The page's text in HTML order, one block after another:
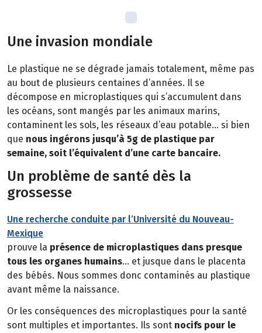
Une invasion mondiale
Le plastique ne se dégrade jamais totalement, même pas
au bout de plusieurs centaines d’années. Il se
décompose en microplastiques qui s’accumulent dans
les océans, sont mangés par les animaux marins,
contaminent les sols, les réseaux d’eau potable… si bien
que nous ingérons jusqu’à 5g de plastique par
semaine, soit l’équivalent d’une carte bancaire.
Un problème de santé dès la
grossesse
Une recherche conduite par l’Université du Nouveau-
Mexique
prouve la présence de microplastiques dans presque
tous les organes humains… et jusque dans le placenta
des bébés. Nous sommes donc contaminés au plastique
avant même la naissance.
Or les conséquences des microplastiques pour la santé
sont multiples et importantes. Ils sont nocifs pour le